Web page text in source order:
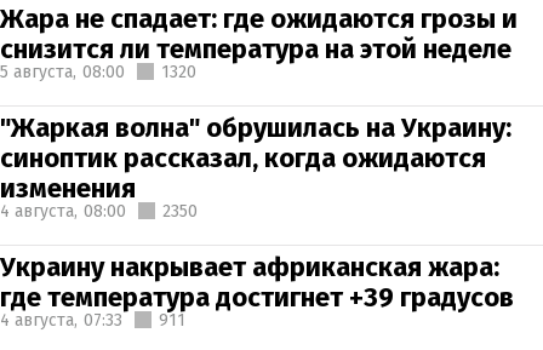
Жара не спадает: где ожидаются грозы и
снизится ли температура на этой неделе
5 августа, 08:00 1320
"Жаркая волна" обрушилась на Украину:
синоптик рассказал, когда ожидаются
изменения
4 августа, 08:00 2350
Украину накрывает африканская жара:
где температура достигнет +39 градусов
4 августа, 07:33 911